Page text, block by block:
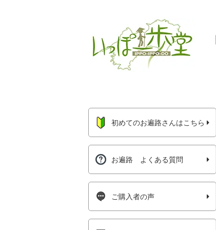
初めてのお遍路さんはこちら
お遍路 よくある質問
ご購入者の声